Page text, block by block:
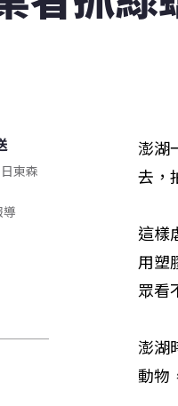
東森
導
澎湖
去，
這樣
用塑
眾看
澎湖
動物